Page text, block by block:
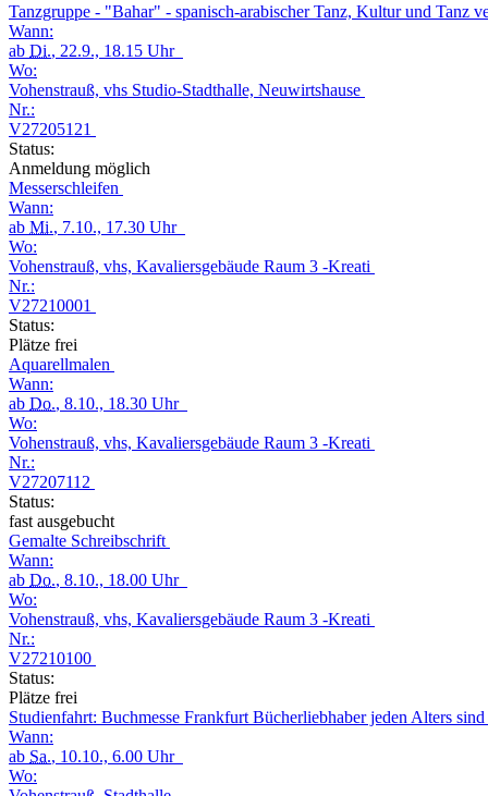
Tanzgruppe - "Bahar" - spanisch-arabischer Tanz, Kultur und Tanz
Wann:
ab Di., 22.9., 18.15 Uhr
Wo:
Vohenstrauß, vhs Studio-Stadthalle, Neuwirtshause
Nr.:
V27205121
Status:
Anmeldung möglich
Messerschleifen
Wann:
ab Mi., 7.10., 17.30 Uhr
Wo:
Vohenstrauß, vhs, Kavaliersgebäude Raum 3 -Kreati
Nr.:
V27210001
Status:
Plätze frei
Aquarellmalen
Wann:
ab Do., 8.10., 18.30 Uhr
Wo:
Vohenstrauß, vhs, Kavaliersgebäude Raum 3 -Kreati
Nr.:
V27207112
Status:
fast ausgebucht
Gemalte Schreibschrift
Wann:
ab Do., 8.10., 18.00 Uhr
Wo:
Vohenstrauß, vhs, Kavaliersgebäude Raum 3 -Kreati
Nr.:
V27210100
Status:
Plätze frei
Studienfahrt: Buchmesse Frankfurt Bücherliebhaber jeden Alters
Wann:
ab Sa., 10.10., 6.00 Uhr
Wo: